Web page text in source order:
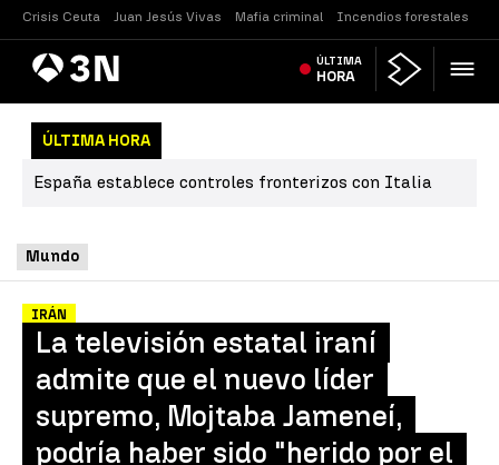
Crisis Ceuta Juan Jesús Vivas Mafia criminal Incendios forestales
AntenaNoticias ÚLTIMA
HORA
ÚLTIMA HORA
España establece controles fronterizos con Italia
Mundo
IRÁN
La televisión estatal iraní
admite que el nuevo líder
supremo, Mojtaba Jameneí,
podría haber sido "herido por el